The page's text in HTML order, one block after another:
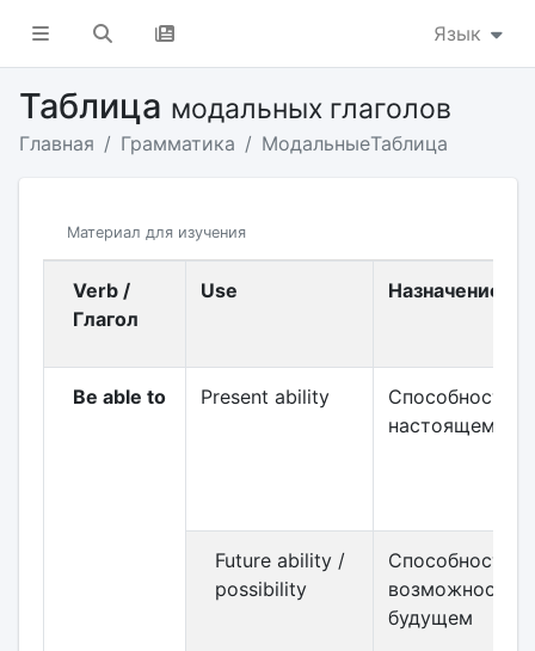
Язык
Таблица модальных глаголов
Главная Грамматика МодальныеТаблица
Материал для изучения
Verb /
Глагол
Use Назначение
Be able to Present ability
Способность в
настоящем
Future ability /
possibility
Способность /
возможность в
будущем